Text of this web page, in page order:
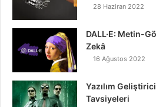
28 Haziran 2022
DALL·E: Metin-
Zekâ
16 Ağustos 2022
Yazılım
Tavsiyeleri